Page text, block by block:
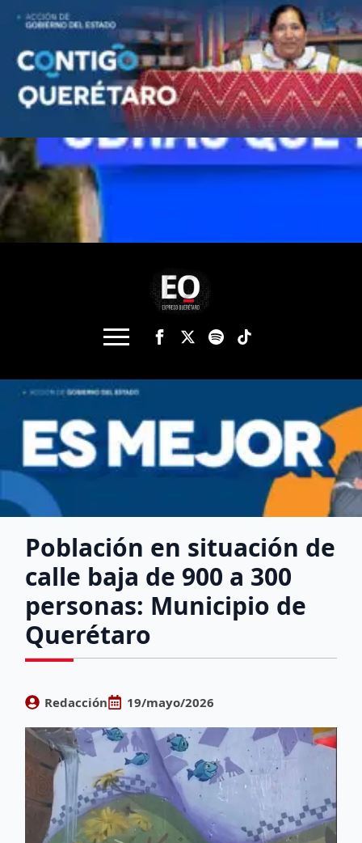
Población en situación de
calle baja de 900 a 300
personas: Municipio de
Querétaro
Redacción 19/mayo/2026